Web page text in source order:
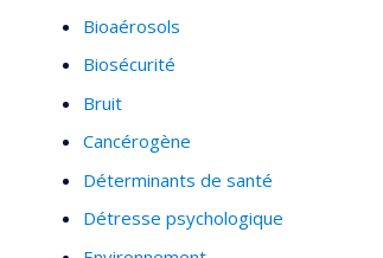
Bioaérosols
Biosécurité
Bruit
Cancérogène
Déterminants de santé
Détresse psychologique